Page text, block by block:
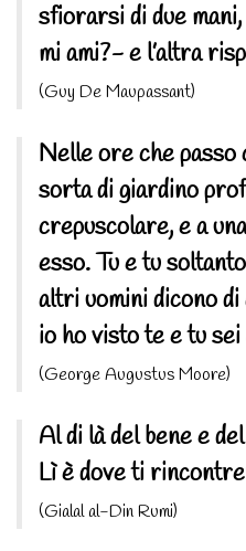
sfiorarsi di due
mi ami?- e l’altra
(Guy De Maupassant)
Nelle ore che passo
sorta di giardino
crepuscolare, e a
esso. Tu e tu
altri uomini dicono
io ho visto te e tu sei
(George Augustus Moore)
Al di là del bene e
Lì è dove ti
(Gialal al-Din Rumi)